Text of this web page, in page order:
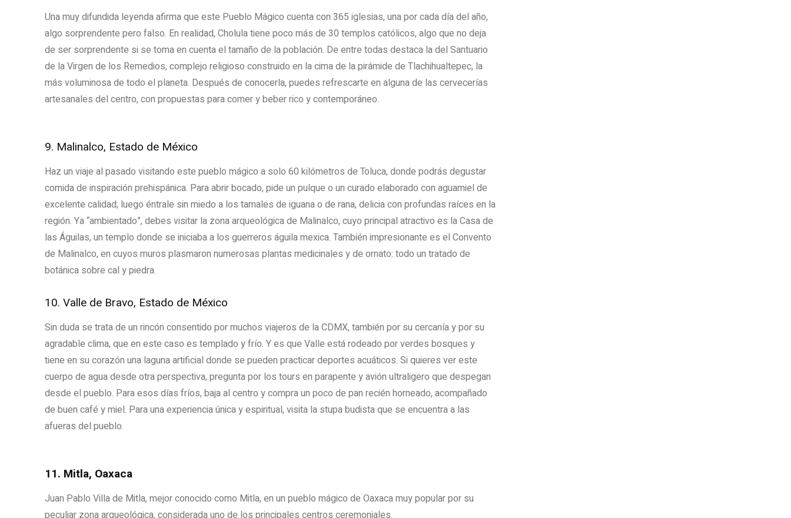
Una muy difundida leyenda afirma que este Pueblo Mágico cuenta con 365 iglesias, una por cada día del año,
algo sorprendente pero falso. En realidad, Cholula tiene poco más de 30 templos católicos, algo que no deja
de ser sorprendente si se toma en cuenta el tamaño de la población. De entre todas destaca la del Santuario
de la Virgen de los Remedios, complejo religioso construido en la cima de la pirámide de Tlachihualtepec, la
más voluminosa de todo el planeta. Después de conocerla, puedes refrescarte en alguna de las cervecerías
artesanales del centro, con propuestas para comer y beber rico y contemporáneo.
9. Malinalco, Estado de México
Haz un viaje al pasado visitando este pueblo mágico a solo 60 kilómetros de Toluca, donde podrás degustar
comida de inspiración prehispánica. Para abrir bocado, pide un pulque o un curado elaborado con aguamiel de
excelente calidad; luego éntrale sin miedo a los tamales de iguana o de rana, delicia con profundas raíces en la
región. Ya “ambientado”, debes visitar la zona arqueológica de Malinalco, cuyo principal atractivo es la Casa de
las Águilas, un templo donde se iniciaba a los guerreros águila mexica. También impresionante es el Convento
de Malinalco, en cuyos muros plasmaron numerosas plantas medicinales y de ornato: todo un tratado de
botánica sobre cal y piedra.
10. Valle de Bravo, Estado de México
Sin duda se trata de un rincón consentido por muchos viajeros de la CDMX, también por su cercanía y por su
agradable clima, que en este caso es templado y frío. Y es que Valle está rodeado por verdes bosques y
tiene en su corazón una laguna artificial donde se pueden practicar deportes acuáticos. Si quieres ver este
cuerpo de agua desde otra perspectiva, pregunta por los tours en parapente y avión ultraligero que despegan
desde el pueblo. Para esos días fríos, baja al centro y compra un poco de pan recién horneado, acompañado
de buen café y miel. Para una experiencia única y espiritual, visita la stupa budista que se encuentra a las
afueras del pueblo.
11. Mitla, Oaxaca
Juan Pablo Villa de Mitla, mejor conocido como Mitla, en un pueblo mágico de Oaxaca muy popular por su
peculiar zona arqueológica, considerada uno de los principales centros ceremoniales.